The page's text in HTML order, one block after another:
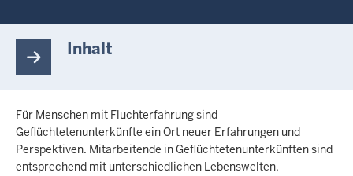
Inhalt
Für Menschen mit Fluchterfahrung sind
Geflüchtetenunterkünfte ein Ort neuer Erfahrungen und
Perspektiven. Mitarbeitende in Geflüchtetenunterkünften sind
entsprechend mit unterschiedlichen Lebenswelten,